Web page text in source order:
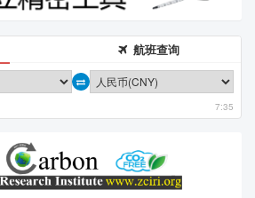
航班查询
7:35